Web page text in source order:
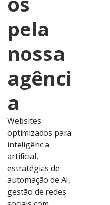
pela
nossa
agênci
a
Websites
optimizados para
inteligência
artificial,
estratégias de
automação de AI,
gestão de redes